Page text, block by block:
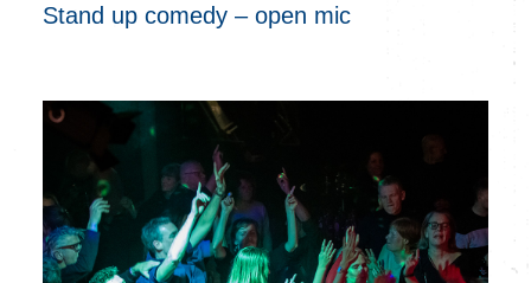
Stand up comedy – open mic